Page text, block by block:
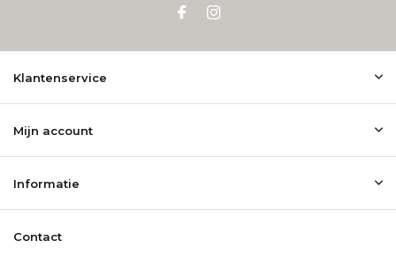
Klantenservice
Mijn account
Informatie
Contact